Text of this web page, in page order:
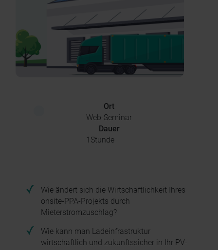
Ort
Web-Seminar
Dauer
1 Stunde
Wie ändert sich die Wirtschaftlichkeit Ihres
onsite-PPA-Projekts durch
Mieterstromzuschlag?
Wie kann man Ladeinfrastruktur
wirtschaftlich und zukunftssicher in Ihr PV-